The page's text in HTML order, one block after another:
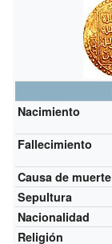
Nacimiento
Fallecimiento
Causa de muerte
Sepultura
Nacionalidad
Religión